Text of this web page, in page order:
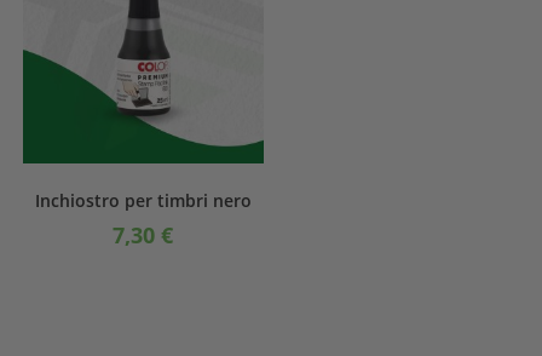
Inchiostro per timbri nero
7,30€